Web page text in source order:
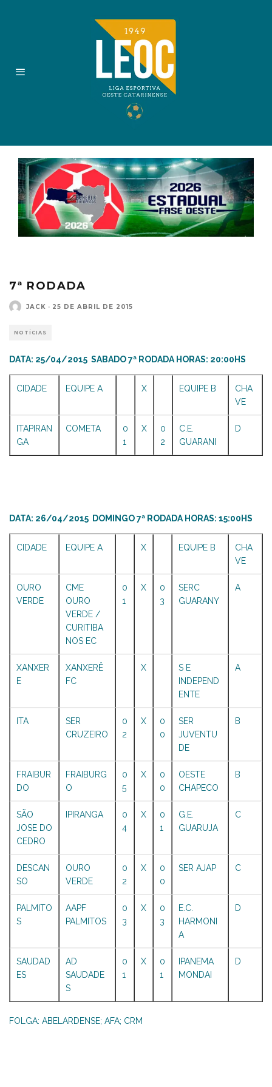
7ª RODADA
JACK · 25 DE ABRIL DE 2015
NOTÍCIAS
DATA: 25/04/2015 SABADO 7ª RODADA HORAS: 20:00HS
CIDADE EQUIPE A X EQUIPE B
CHA
VE
ITAPIRAN
GA
COMETA
0
1
X
0
2
C.E.
GUARANI
D
DATA: 26/04/2015 DOMINGO 7ª RODADA HORAS: 15:00HS
CIDADE EQUIPE A X EQUIPE B
CHA
VE
OURO
VERDE
CME
OURO
VERDE /
CURITIBA
NOS EC
0
1
X
0
3
SERC
GUARANY
A
XANXER
E
XANXERÊ
FC
X
S E
INDEPEND
ENTE
A
ITA
SER
CRUZEIRO
0
2
X
0
0
SER
JUVENTU
DE
B
FRAIBUR
DO
FRAIBURG
O
0
5
X
0
0
OESTE
CHAPECO
B
SÃO
JOSE DO
CEDRO
IPIRANGA
0
4
X
0
1
G.E.
GUARUJA
C
DESCAN
SO
OURO
VERDE
0
2
X
0
0
SER AJAP C
PALMITO
S
AAPF
PALMITOS
0
3
X
0
3
E.C.
HARMONI
A
D
SAUDAD
ES
AD
SAUDADE
S
0
1
X
0
1
IPANEMA
MONDAI
D
FOLGA: ABELARDENSE; AFA; CRM